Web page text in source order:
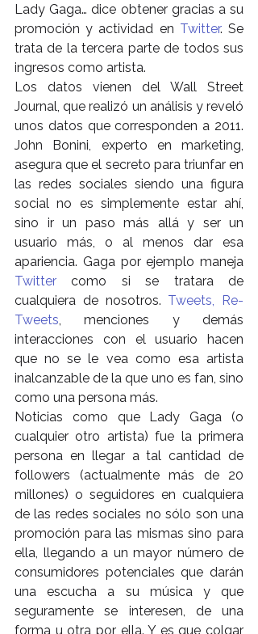
Lady Gaga… dice obtener gracias a su
promoción y actividad en Twitter. Se
trata de la tercera parte de todos sus
ingresos como artista.
Los datos vienen del Wall Street
Journal, que realizó un análisis y reveló
unos datos que corresponden a 2011.
John Bonini, experto en marketing,
asegura que el secreto para triunfar en
las redes sociales siendo una figura
social no es simplemente estar ahí,
sino ir un paso más allá y ser un
usuario más, o al menos dar esa
Twitter como si se tratara de
cualquiera de nosotros. Tweets, Re-
Tweets , menciones y demás
interacciones con el usuario hacen
que no se le vea como esa artista
inalcanzable de la que uno es fan, sino
como una persona más.
Noticias como que Lady Gaga (o
cualquier otro artista) fue la primera
persona en llegar a tal cantidad de
followers (actualmente más de 20
millones) o seguidores en cualquiera
de las redes sociales no sólo son una
promoción para las mismas sino para
ella, llegando a un mayor número de
consumidores potenciales que darán
una escucha a su música y que
seguramente se interesen, de una
forma u otra por ella. Y es que colgar